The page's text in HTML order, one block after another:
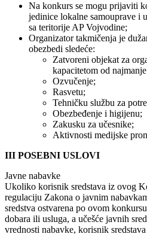
Na konkurs se mogu prijaviti
jedinice lokalne samouprave i
sa teritorije AP Vojvodine;
Organizator takmičenja je
obezbedi sledeće:
Zatvoreni objekat za
kapacitetom od
Ozvučenje;
Rasvetu;
Tehničku službu za
Obezbeđenje i higijenu;
Zakusku za učesnike;
Aktivnosti medijske
III POSEBNI USLOVI
Javne nabavke
Ukoliko korisnik sredstava iz ovog
regulaciju Zakona o javnim
sredstva ostvarena po ovom
dobara ili usluga, a učešće javnih
vrednosti nabavke, korisnik